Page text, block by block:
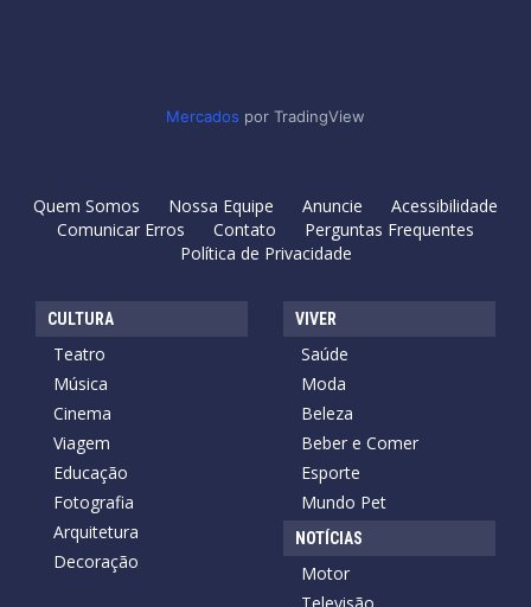
Mercados por TradingView
Quem Somos Nossa Equipe Anuncie
Acessibilidade
Comunicar Erros
Contato
Perguntas Frequentes
Política de Privacidade
CULTURA
Teatro
Música
Cinema
Viagem
Educação
Fotografia
Arquitetura
Decoração
VIVER
Saúde
Moda
Beleza
Beber e Comer
Esporte
Mundo Pet
NOTÍCIAS
Motor